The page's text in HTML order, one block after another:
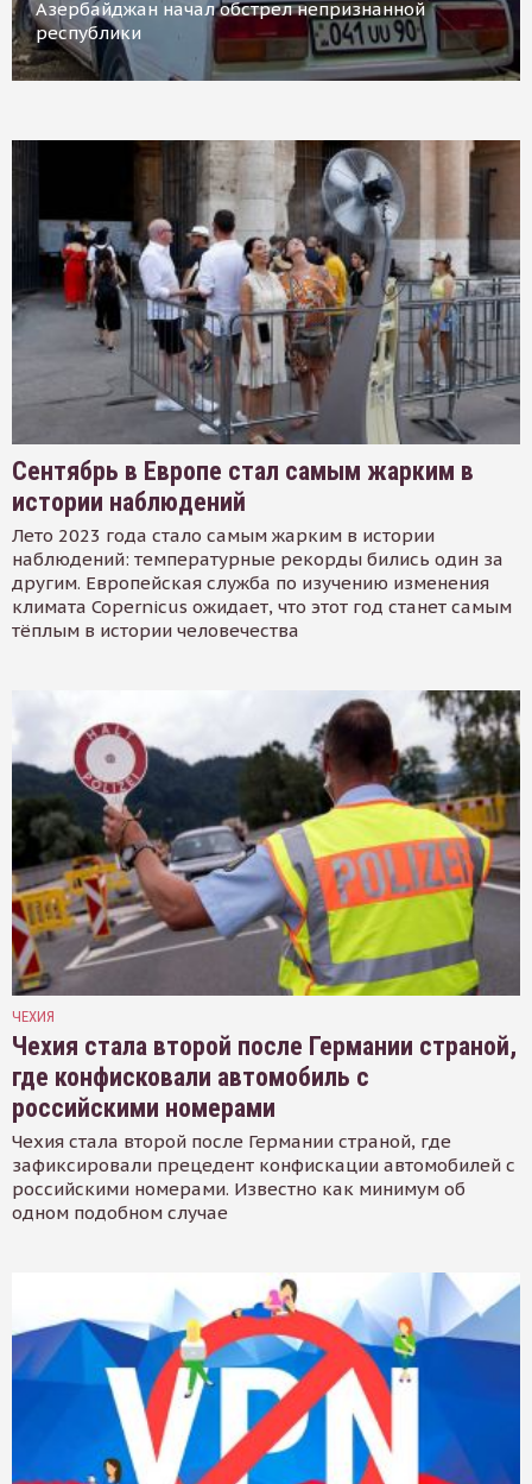
Азербайджан начал обстрел непризнанной
республики
Сентябрь в Европе стал самым жарким в
истории наблюдений
Лето 2023 года стало самым жарким в истории
наблюдений: температурные рекорды бились один за
другим. Европейская служба по изучению изменения
климата Copernicus ожидает, что этот год станет самым
тёплым в истории человечества
ЧЕХИЯ
Чехия стала второй после Германии страной,
где конфисковали автомобиль с
российскими номерами
Чехия стала второй после Германии страной, где
зафиксировали прецедент конфискации автомобилей с
российскими номерами. Известно как минимум об
одном подобном случае